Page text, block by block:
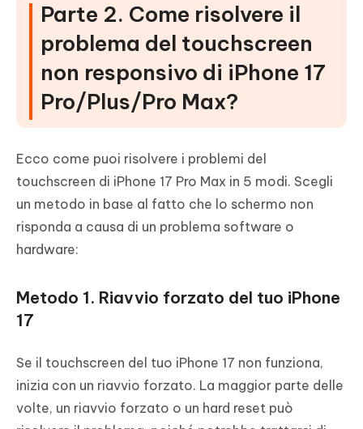
Parte 2. Come risolvere il
problema del touchscreen
non responsivo di iPhone 17
Pro/Plus/Pro Max?
Ecco come puoi risolvere i problemi del
touchscreen di iPhone 17 Pro Max in 5 modi. Scegli
un metodo in base al fatto che lo schermo non
risponda a causa di un problema software o
hardware:
Metodo 1. Riavvio forzato del tuo iPhone
17
Se il touchscreen del tuo iPhone 17 non funziona,
inizia con un riavvio forzato. La maggior parte delle
volte, un riavvio forzato o un hard reset può